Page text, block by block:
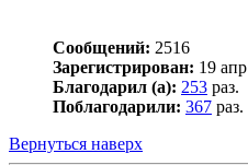
Сообщений: 2516
Зарегистрирован: 19
Благодарил (а): 253 раз.
Поблагодарили: 367 раз.
Вернуться наверх